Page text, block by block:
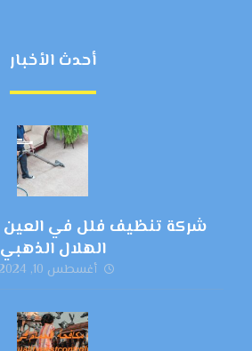
أحدث الأخبار
الهلال الذهبي
أغسطس 10, 2024